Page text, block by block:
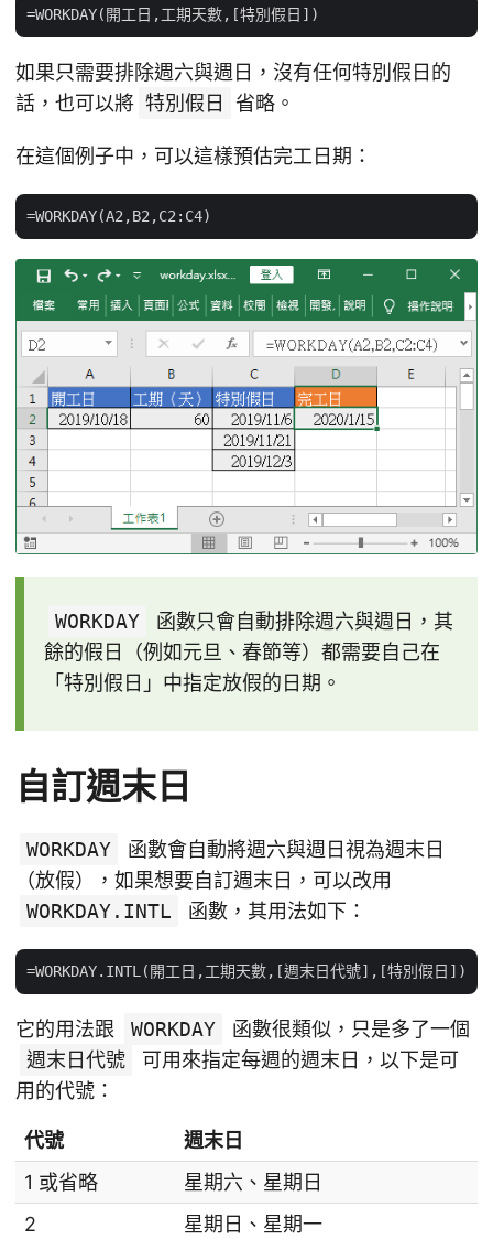
如果只需要排除週六與週日，沒有任何特別假日的
話，也可以將 特別假日 省略。
在這個例子中，可以這樣預估完工日期：
WORKDAY
函數只會自動排除週六與週日，其
餘的假日（例如元旦、春節等）都需要自己在
「特別假日」中指定放假的日期。
自訂週末日
WORKDAY
函數會自動將週六與週日視為週末日
（放假），如果想要自訂週末日，可以改用
WORKDAY.INTL
函數，其用法如下：
它的用法跟 WORKDAY
函數很類似，只是多了一個
週末日代號
可用來指定每週的週末日，以下是可
用的代號：
代號
週末日
1 或省略
星期六、星期日
2
星期日、星期一